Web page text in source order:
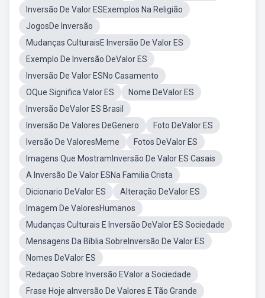
Inversão De Valor ESExemplos Na Religião
JogosDe Inversão
Mudanças CulturaisE Inversão De Valor ES
Exemplo De Inversão DeValor ES
Inversão De Valor ESNo Casamento
OQue Significa Valor ES
Nome DeValor ES
Inversão DeValor ES Brasil
Inversão De Valores DeGenero
Foto DeValor ES
Iversão De ValoresMeme
Fotos DeValor ES
Imagens Que MostramInversão De Valor ES Casais
A Inversão De Valor ESNa Familia Crista
Dicionario DeValor ES
Alteração DeValor ES
Imagem De ValoresHumanos
Mudanças Culturais E Inversão DeValor ES Sociedade
Mensagens Da Bíblia SobreInversão De Valor ES
Nomes DeValor ES
Redaçao Sobre Inversão EValor a Sociedade
Frase Hoje aInversão De Valores E Tão Grande